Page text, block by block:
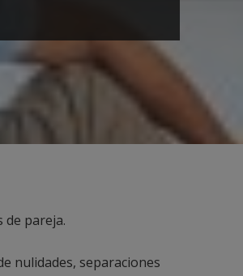
de pareja.
nulidades, separaciones